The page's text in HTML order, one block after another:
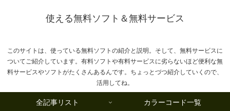
使える無料ソフト＆無料サービス
このサイトは、使っている無料ソフトの紹介と説明。そして、無料サービスに
ついてご紹介しています。有料ソフトや有料サービスに劣らないほど便利な無
料サービスやソフトがたくさんあるんです。ちょっとづつ紹介していくので、
活用してね。
全記事リスト カラーコード一覧